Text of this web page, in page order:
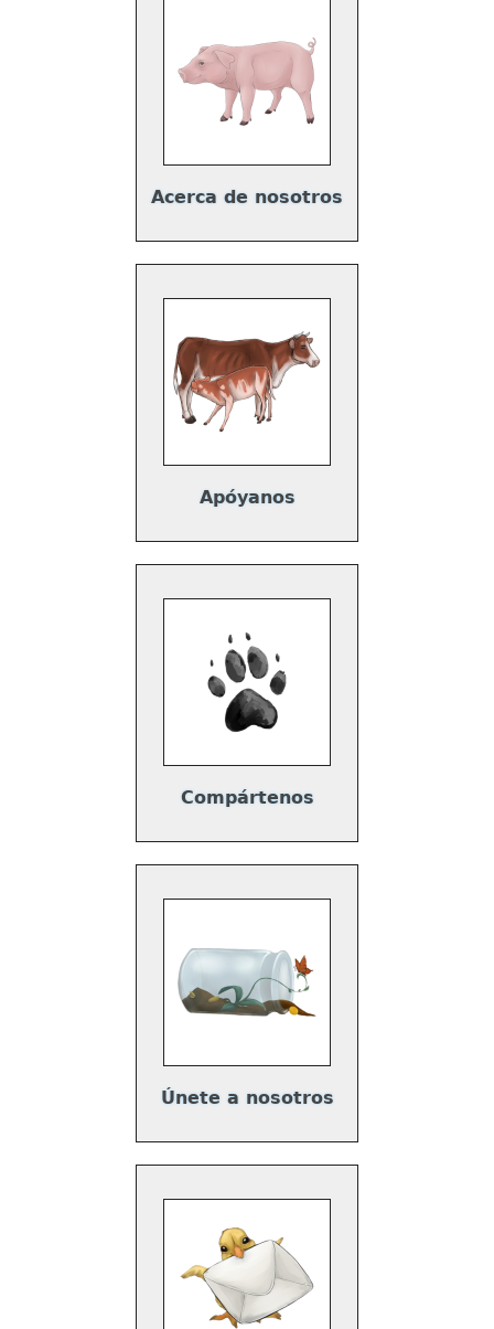
Acerca de nosotros
Apóyanos
Compártenos
Únete a nosotros